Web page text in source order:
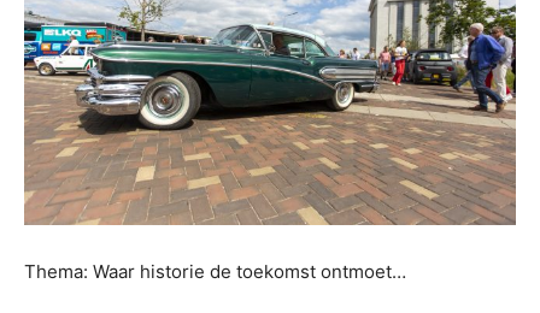
Thema: Waar historie de toekomst ontmoet…